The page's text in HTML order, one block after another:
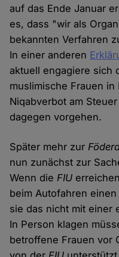
auf das Ende Januar
es, dass "wir als
bekannten Verfahren
In einer anderen
aktuell engagiere sich
muslimische Frauen
Niqabverbot am
dagegen vorgehen.
Später mehr zur
nun zunächst zur
Wenn dieFIU
beim Autofahren
sie das nicht mit einer
In Person klagen
betroffene Frauen vor